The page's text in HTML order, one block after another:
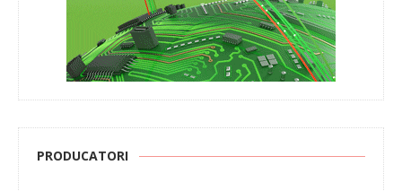
PRODUCATORI